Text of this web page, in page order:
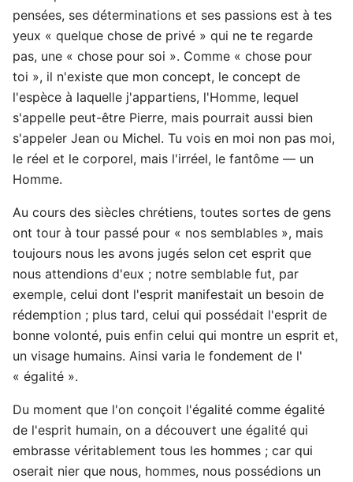
pensées, ses déterminations et ses passions est à tes
yeux « quelque chose de privé » qui ne te regarde
pas, une « chose pour soi ». Comme « chose pour
toi », il n'existe que mon concept, le concept de
l'espèce à laquelle j'appartiens, l'Homme, lequel
s'appelle peut-être Pierre, mais pourrait aussi bien
s'appeler Jean ou Michel. Tu vois en moi non pas moi,
le réel et le corporel, mais l'irréel, le fantôme — un
Homme.
Au cours des siècles chrétiens, toutes sortes de gens
ont tour à tour passé pour « nos semblables », mais
toujours nous les avons jugés selon cet esprit que
nous attendions d'eux ; notre semblable fut, par
exemple, celui dont l'esprit manifestait un besoin de
rédemption ; plus tard, celui qui possédait l'esprit de
bonne volonté, puis enfin celui qui montre un esprit et,
un visage humains. Ainsi varia le fondement de l'
« égalité ».
Du moment que l'on conçoit l'égalité comme égalité
de l'esprit humain, on a découvert une égalité qui
embrasse véritablement tous les hommes ; car qui
oserait nier que nous, hommes, nous possédions un